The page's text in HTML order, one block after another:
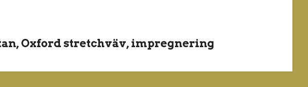
Oxford stretchväv, impregnering